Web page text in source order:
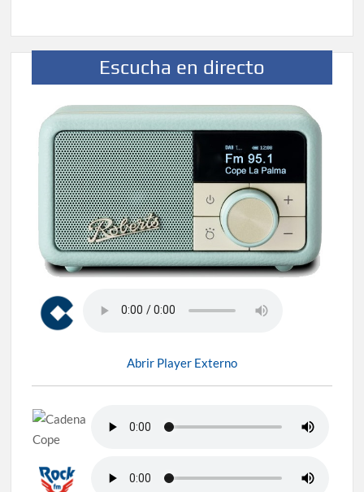
Escucha en directo
Abrir Player Externo